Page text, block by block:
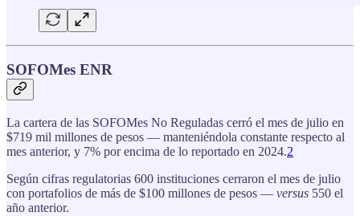
SOFOMes ENR
La cartera de las SOFOMes No Reguladas cerró el mes de julio en
$719 mil millones de pesos — manteniéndola constante respecto al
mes anterior, y 7% por encima de lo reportado en 2024.2
Según cifras regulatorias 600 instituciones cerraron el mes de julio
con portafolios de más de $100 millones de pesos — versus 550 el
año anterior.